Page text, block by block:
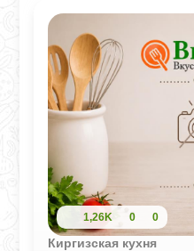
1,26K 0 0
Киргизская кухня